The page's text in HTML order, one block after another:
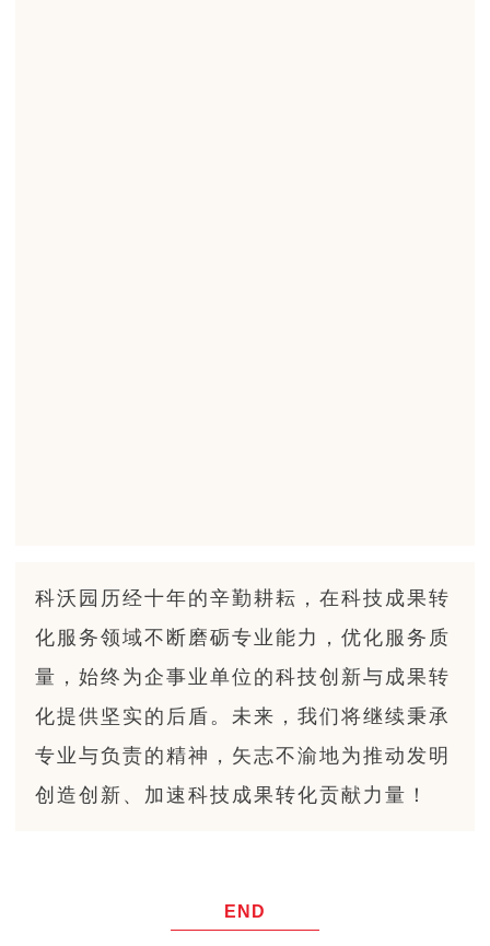
科沃园历经十年的辛勤耕耘，在科技成果转
化服务领域不断磨砺专业能力，优化服务质
量，始终为企事业单位的科技创新与成果转
化提供坚实的后盾。未来，我们将继续秉承
专业与负责的精神，矢志不渝地为推动发明
创造创新、加速科技成果转化贡献力量！
END